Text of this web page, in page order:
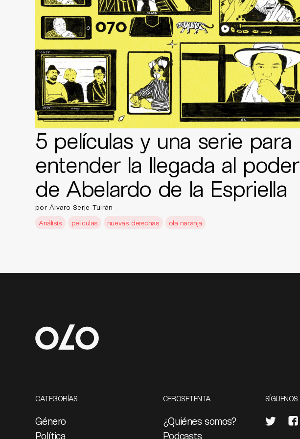
5 películas y una serie para
entender la llegada al poder
de Abelardo de la Espriella
por Álvaro Serje Tuirán
Análisis
peliculas nuevas derechas ola naranja
CATEGORÍAS
Género
Política
CEROSETENTA
¿Quiénes somos?
Podcasts
SÍGUENOS